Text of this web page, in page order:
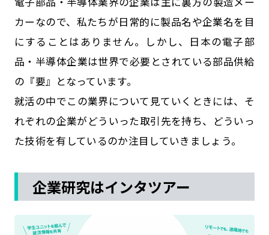
カーなので、私たちが日常的に製品名や企業名を目
にすることはありません。しかし、日本の電子部
品・半導体企業は世界で必要とされている部品供給
の『要』となっています。
就活の中でこの業界について見ていくときには、そ
れぞれの企業がどういった取引先を持ち、どういっ
た技術を有しているのか注目していきましょう。
企業研究はインタツアー